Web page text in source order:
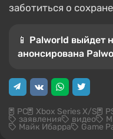
заботиться о
📱 Palworld выйдет
анонсирована
PC Xbox Series X/S
заявления видео
Майк Ибарра Game